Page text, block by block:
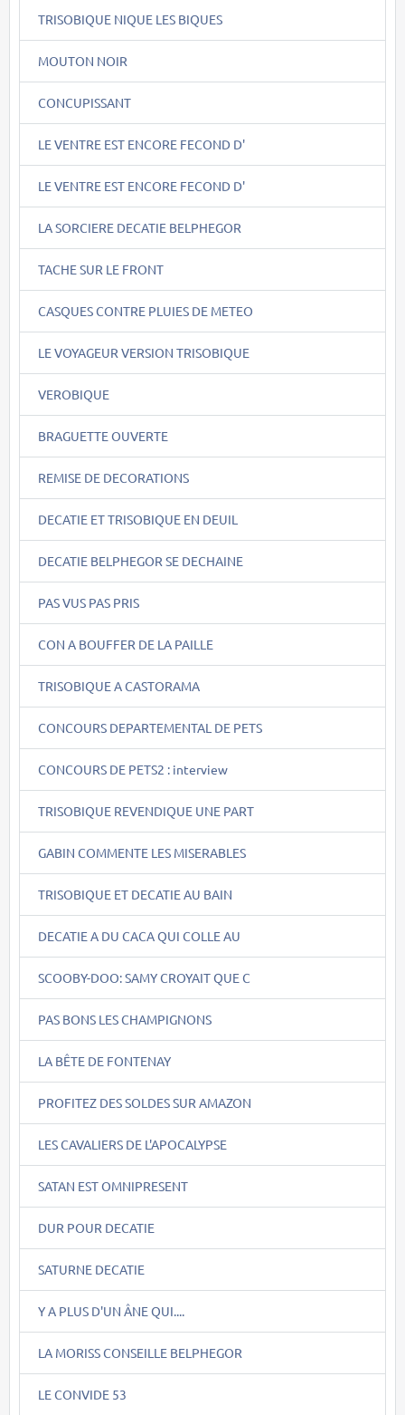
TRISOBIQUE NIQUE LES BIQUES
MOUTON NOIR
CONCUPISSANT
LE VENTRE EST ENCORE FECOND D'
LE VENTRE EST ENCORE FECOND D'
LA SORCIERE DECATIE BELPHEGOR
TACHE SUR LE FRONT
CASQUES CONTRE PLUIES DE METEO
LE VOYAGEUR VERSION TRISOBIQUE
VEROBIQUE
BRAGUETTE OUVERTE
REMISE DE DECORATIONS
DECATIE ET TRISOBIQUE EN DEUIL
DECATIE BELPHEGOR SE DECHAINE
PAS VUS PAS PRIS
CON A BOUFFER DE LA PAILLE
TRISOBIQUE A CASTORAMA
CONCOURS DEPARTEMENTAL DE PETS
CONCOURS DE PETS2 : interview
TRISOBIQUE REVENDIQUE UNE PART
GABIN COMMENTE LES MISERABLES
TRISOBIQUE ET DECATIE AU BAIN
DECATIE A DU CACA QUI COLLE AU
SCOOBY-DOO: SAMY CROYAIT QUE C
PAS BONS LES CHAMPIGNONS
LA BÊTE DE FONTENAY
PROFITEZ DES SOLDES SUR AMAZON
LES CAVALIERS DE L'APOCALYPSE
SATAN EST OMNIPRESENT
DUR POUR DECATIE
SATURNE DECATIE
Y A PLUS D'UN ÂNE QUI....
LA MORISS CONSEILLE BELPHEGOR
LE CONVIDE 53